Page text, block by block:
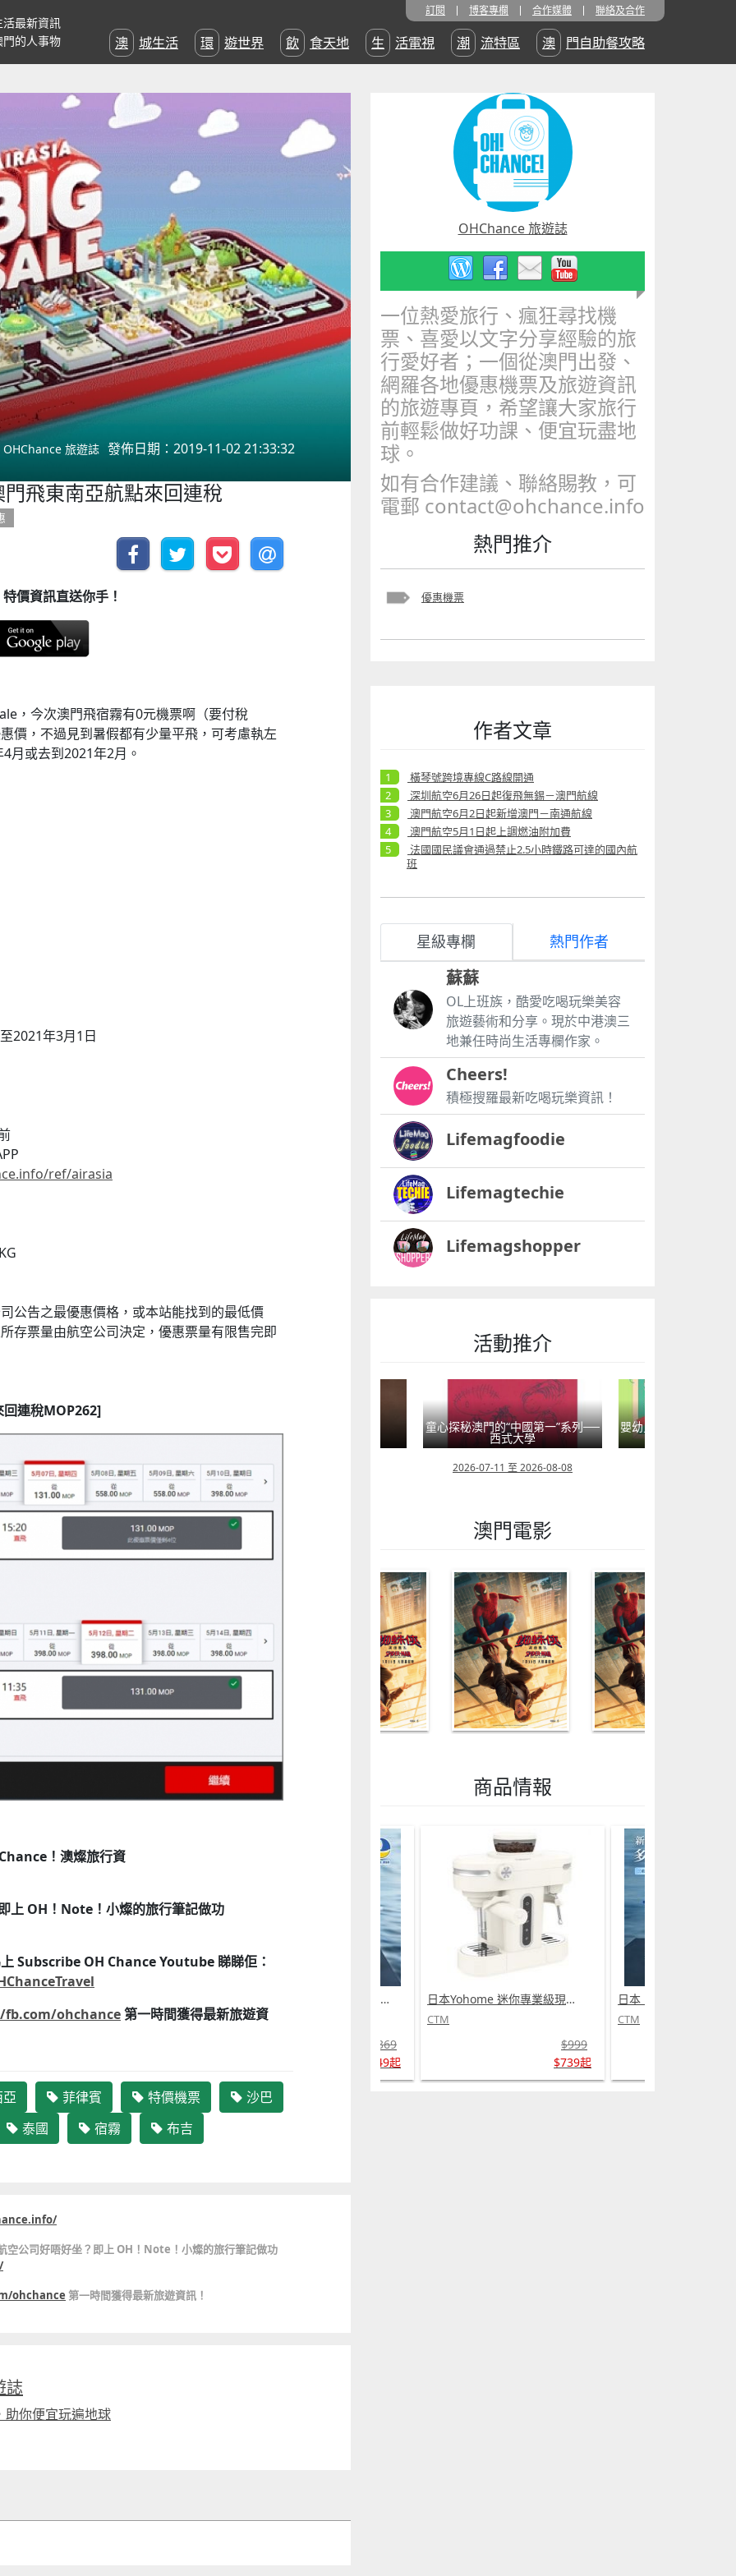
最新資訊
的人事物
訂閱 博客專欄 合作媒體 聯絡及合作
澳城生活 環遊世界 飲食天地 生活電視 潮流特區 澳門自助餐攻略
OHChance 旅遊誌 發佈日期：2019-11-02 21:33:32
飛東南亞航點來回連稅
價資訊直送你手！
，今次澳門飛宿霧有0元機票啊（要付稅
價，不過見到暑假都有少量平飛，可考慮執左
月或去到2021年2月。
2021年3月1日
ref/airasia
公告之最優惠價格，或本站能找到的最低價
存票量由航空公司決定，優惠票量有限售完即
連稅MOP262]
！澳燦旅行資
上 OH！Note！小燦的旅行筆記做功
Subscribe OH Chance Youtube 睇睇佢：
ohchance第一時間獲得最新旅遊資
菲律賓 特價機票
沙巴
泰國
宿霧 布吉
空公司好唔好坐？即上 OH！Note！小燦的旅行筆記做功
ohchance 第一時間獲得最新旅遊資訊！
誌
助你便宜玩遍地球
OHChance 旅遊誌
一位熱愛旅行、瘋狂尋找機
票、喜愛以文字分享經驗的旅
行愛好者；一個從澳門出發、
網羅各地優惠機票及旅遊資訊
的旅遊專頁，希望讓大家旅行
前輕鬆做好功課、便宜玩盡地
球。
如有合作建議、聯絡賜教，可
電郵 contact@ohchance.info
熱門推介
優惠機票
作者文章
橫琴號跨境專線C路線開通
深圳航空6月26日起復飛無錫－澳門航線
澳門航空6月2日起新增澳門－南通航線
澳門航空5月1日起上調燃油附加費
法國國民議會通過禁止2.5小時鐵路可達的國內航
班
星級專欄 熱門作者
蘇蘇
OL上班族，酷愛吃喝玩樂美容
旅遊藝術和分享。現於中港澳三
地兼任時尚生活專欄作家。
Cheers!
積極搜羅最新吃喝玩樂資訊！
Lifemagfoodie
Lifemagtechie
Lifemagshopper
活動推介
移動寶籍
2026-07-18 至 2026-08-15
小眼晴「聽」大世界
2026-07-11 至 2026-08-29
童心探秘澳門的“中國第一”系列──
西式大學
2026-07-11 至 2026-08-08
嬰幼兒親子閱讀推廣
澳門電影
商品情報
CTM
日本 DEAR.MIN 雲感多重軟芯柔托緩壓Peace柔眠枕 (需訂貨)
CTM
$369
$349起
日本Yohome 迷你專業級現磨鮮萃奶泡3合1半自動家庭意式咖啡機 (需訂貨)
CTM
$999
$739起
CTM